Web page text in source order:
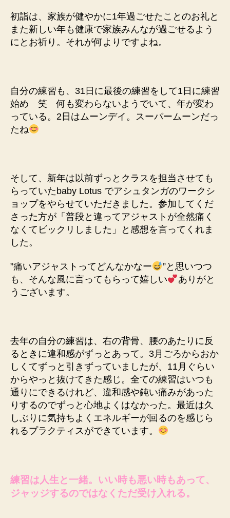
へ
の
初詣は、家族が健やかに1年過ごせたことのお礼と
また新しい年も健康で家族みんなが過ごせるよう
にとお祈り。それが何よりですよね。
自分の練習も、31日に最後の練習をして1日に練習
始め 笑 何も変わらないようでいて、年が変わ
っている。2日はムーンデイ。スーパームーンだっ
たね
そして、新年は以前ずっとクラスを担当させても
らっていたbaby Lotus でアシュタンガのワークシ
ョップをやらせていただきました。参加してくだ
さった方が「普段と違ってアジャストが全然痛く
なくてビックリしました」と感想を言ってくれま
した。
”痛いアジャストってどんなかなー
”と思いつつ
も、そんな風に言ってもらって嬉しい
ありがと
うございます。
去年の自分の練習は、右の背骨、腰のあたりに反
るときに違和感がずっとあって。3月ごろからおか
しくてずっと引きずっていましたが、11月ぐらい
からやっと抜けてきた感じ。全ての練習はいつも
通りにできるけれど、違和感や鈍い痛みがあった
りするのでずっと心地よくはなかった。最近は久
しぶりに気持ちよくエネルギーが回るのを感じら
れるプラクティスができています。
練習は人生と一緒。いい時も悪い時もあって、
ジャッジするのではなくただ受け入れる。